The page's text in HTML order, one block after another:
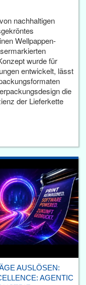
nachhaltigen
Wellpappen-
wurde für
entwickelt, lässt
die
der Lieferkette
AUSLÖSEN:
AGENTIC